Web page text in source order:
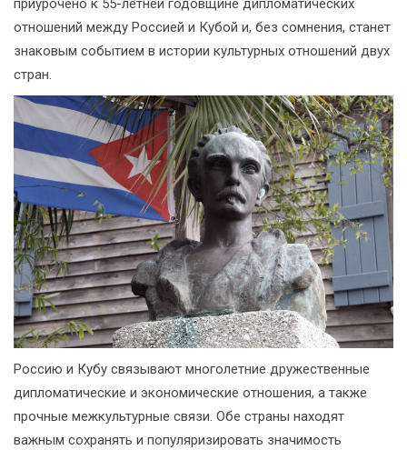
приурочено к 55-летней годовщине дипломатических
отношений между Россией и Кубой и, без сомнения, станет
знаковым событием в истории культурных отношений двух
стран.
Россию и Кубу связывают многолетние дружественные
дипломатические и экономические отношения, а также
прочные межкультурные связи. Обе страны находят
важным сохранять и популяризировать значимость